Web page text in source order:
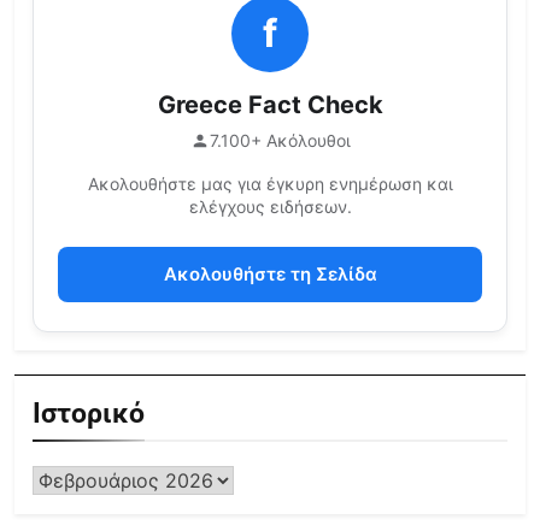
f
Greece Fact Check
7.100+ Ακόλουθοι
Ακολουθήστε μας για έγκυρη ενημέρωση και
ελέγχους ειδήσεων.
Ακολουθήστε τη Σελίδα
Ιστορικό